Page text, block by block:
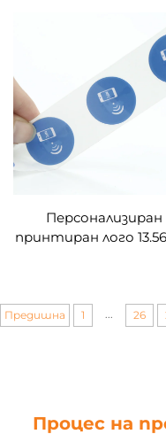
карти за
мрежи за
на мобилен
Персонализиран
принтиран лого
NFC етикети
Предишна 1 26
Процес на